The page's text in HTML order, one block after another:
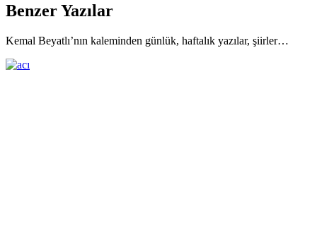
Benzer Yazılar
Kemal Beyatlı’nın kaleminden günlük, haftalık yazılar, şiirler…